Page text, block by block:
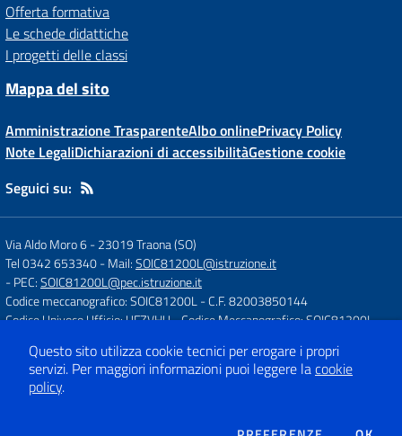
Offerta formativa
Le schede didattiche
I progetti delle classi
Mappa del sito
Amministrazione TrasparenteAlbo onlinePrivacy Policy
Note LegaliDichiarazioni di accessibilitàGestione cookie
Seguici su:
Via Aldo Moro 6-23019 Traona (SO)
Tel 0342 653340- Mail:SOIC81200L@istruzione.it
- PEC:SOIC81200L@pec.istruzione.it
Codice meccanografico: SOIC81200L- C.F. 82003850144
Codice Univoco Ufficio: UFZVHU- Codice Meccanografico: SOIC81200L
Concept & Design by
Designers Italia
Questo sito utilizza cookie tecnici per erogare i propri
servizi. Per maggiori informazioni puoi leggere lacookie
policy.